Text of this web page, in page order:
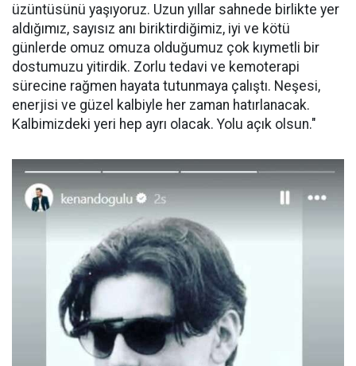
üzüntüsünü yaşıyoruz. Uzun yıllar sahnede birlikte yer
aldığımız, sayısız anı biriktirdiğimiz, iyi ve kötü
günlerde omuz omuza olduğumuz çok kıymetli bir
dostumuzu yitirdik. Zorlu tedavi ve kemoterapi
sürecine rağmen hayata tutunmaya çalıştı. Neşesi,
enerjisi ve güzel kalbiyle her zaman hatırlanacak.
Kalbimizdeki yeri hep ayrı olacak. Yolu açık olsun."